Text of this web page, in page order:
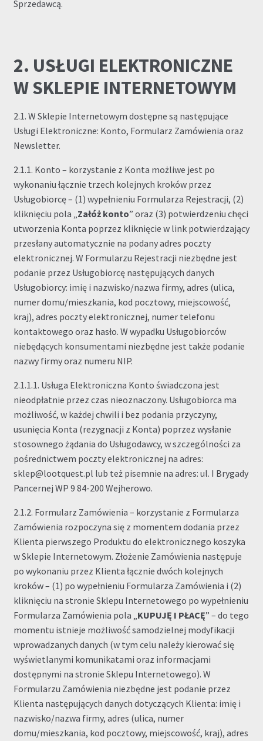
Sprzedawcą.
2. USŁUGI ELEKTRONICZNE
W SKLEPIE INTERNETOWYM
2.1. W Sklepie Internetowym dostępne są następujące
Usługi Elektroniczne: Konto, Formularz Zamówienia oraz
Newsletter.
2.1.1. Konto – korzystanie z Konta możliwe jest po
wykonaniu łącznie trzech kolejnych kroków przez
Usługobiorcę – (1) wypełnieniu Formularza Rejestracji, (2)
kliknięciu pola „Załóż konto” oraz (3) potwierdzeniu chęci
utworzenia Konta poprzez kliknięcie w link potwierdzający
przesłany automatycznie na podany adres poczty
elektronicznej. W Formularzu Rejestracji niezbędne jest
podanie przez Usługobiorcę następujących danych
Usługobiorcy: imię i nazwisko/nazwa firmy, adres (ulica,
numer domu/mieszkania, kod pocztowy, miejscowość,
kraj), adres poczty elektronicznej, numer telefonu
kontaktowego oraz hasło. W wypadku Usługobiorców
niebędących konsumentami niezbędne jest także podanie
nazwy firmy oraz numeru NIP.
2.1.1.1. Usługa Elektroniczna Konto świadczona jest
nieodpłatnie przez czas nieoznaczony. Usługobiorca ma
możliwość, w każdej chwili i bez podania przyczyny,
usunięcia Konta (rezygnacji z Konta) poprzez wysłanie
stosownego żądania do Usługodawcy, w szczególności za
pośrednictwem poczty elektronicznej na adres:
sklep@lootquest.pl lub też pisemnie na adres: ul. I Brygady
Pancernej WP 9 84-200 Wejherowo.
2.1.2. Formularz Zamówienia – korzystanie z Formularza
Zamówienia rozpoczyna się z momentem dodania przez
Klienta pierwszego Produktu do elektronicznego koszyka
w Sklepie Internetowym. Złożenie Zamówienia następuje
po wykonaniu przez Klienta łącznie dwóch kolejnych
kroków – (1) po wypełnieniu Formularza Zamówienia i (2)
kliknięciu na stronie Sklepu Internetowego po wypełnieniu
Formularza Zamówienia pola „KUPUJĘ I PŁACĘ” – do tego
momentu istnieje możliwość samodzielnej modyfikacji
wprowadzanych danych (w tym celu należy kierować się
wyświetlanymi komunikatami oraz informacjami
dostępnymi na stronie Sklepu Internetowego). W
Formularzu Zamówienia niezbędne jest podanie przez
Klienta następujących danych dotyczących Klienta: imię i
nazwisko/nazwa firmy, adres (ulica, numer
domu/mieszkania, kod pocztowy, miejscowość, kraj), adres